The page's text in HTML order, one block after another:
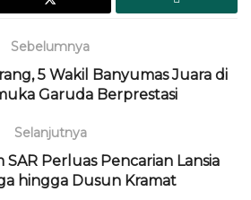
Sebelumnya
5 Wakil Banyumas Juara di
Garuda Berprestasi
Selanjutnya
SAR Perluas Pencarian Lansia
hingga Dusun Kramat